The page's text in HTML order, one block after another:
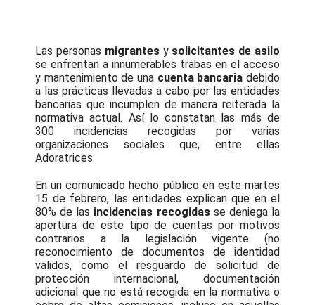
Las personas migrantesy solicitantes de asilo
se enfrentan a innumerables trabas en el acceso
y mantenimiento de una cuenta bancariadebido
a las prácticas llevadas a cabo por las entidades
bancarias que incumplen de manera reiterada la
normativa actual. Así lo constatan las más de
300 incidencias recogidas por varias
organizaciones sociales que, entre ellas
Adoratrices.
En un comunicado hecho público en este martes
15 de febrero, las entidades explican que en el
80% de las incidencias recogidasse deniega la
apertura de este tipo de cuentas por motivos
contrarios a la legislación vigente (no
reconocimiento de documentos de identidad
válidos, como el resguardo de solicitud de
protección internacional, documentación
adicional que no está recogida en la normativa o